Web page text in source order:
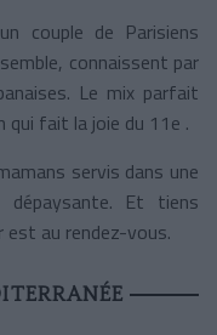
couple de Parisiens
connaissent par
Le mix parfait
qui fait la joie du 11e .
servis dans une
dépaysante. Et tiens
est au rendez-vous.